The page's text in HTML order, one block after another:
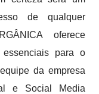
de qualquer
oferece
para o
da empresa
e Social Media